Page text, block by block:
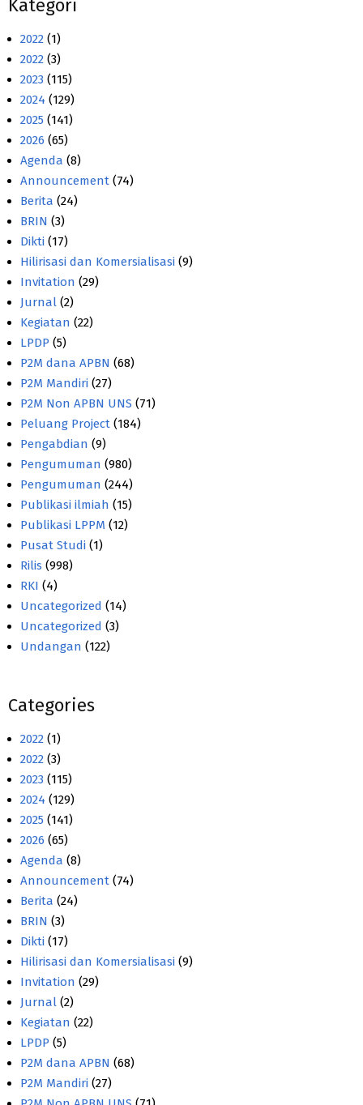
Kategori
2022 (1)
2022 (3)
2023 (115)
2024 (129)
2025 (141)
2026 (65)
Agenda (8)
Announcement (74)
Berita (24)
BRIN (3)
Dikti (17)
Hilirisasi dan Komersialisasi (9)
Invitation (29)
Jurnal (2)
Kegiatan (22)
LPDP (5)
P2M dana APBN (68)
P2M Mandiri (27)
P2M Non APBN UNS (71)
Peluang Project (184)
Pengabdian (9)
Pengumuman (980)
Pengumuman (244)
Publikasi ilmiah (15)
Publikasi LPPM (12)
Pusat Studi (1)
Rilis (998)
RKI (4)
Uncategorized (14)
Uncategorized (3)
Undangan (122)
Categories
2022 (1)
2022 (3)
2023 (115)
2024 (129)
2025 (141)
2026 (65)
Agenda (8)
Announcement (74)
Berita (24)
BRIN (3)
Dikti (17)
Hilirisasi dan Komersialisasi (9)
Invitation (29)
Jurnal (2)
Kegiatan (22)
LPDP (5)
P2M dana APBN (68)
P2M Mandiri (27)